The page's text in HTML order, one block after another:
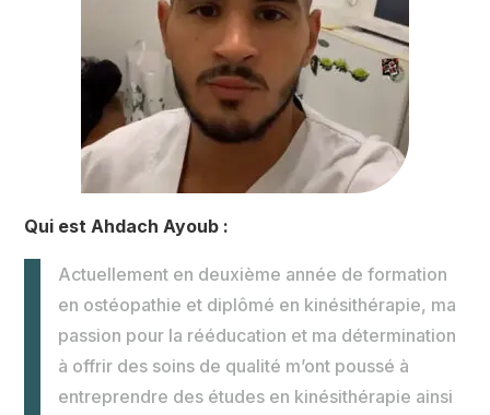
Qui est Ahdach Ayoub :
Actuellement en deuxième année de formation
en ostéopathie et diplômé en kinésithérapie, ma
passion pour la rééducation et ma détermination
à offrir des soins de qualité m’ont poussé à
entreprendre des études en kinésithérapie ainsi